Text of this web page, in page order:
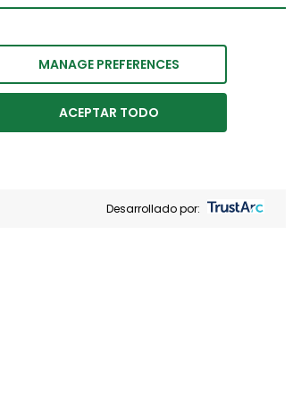
MANAGE PREFERENCES
ACEPTAR TODO
Desarrollado por: